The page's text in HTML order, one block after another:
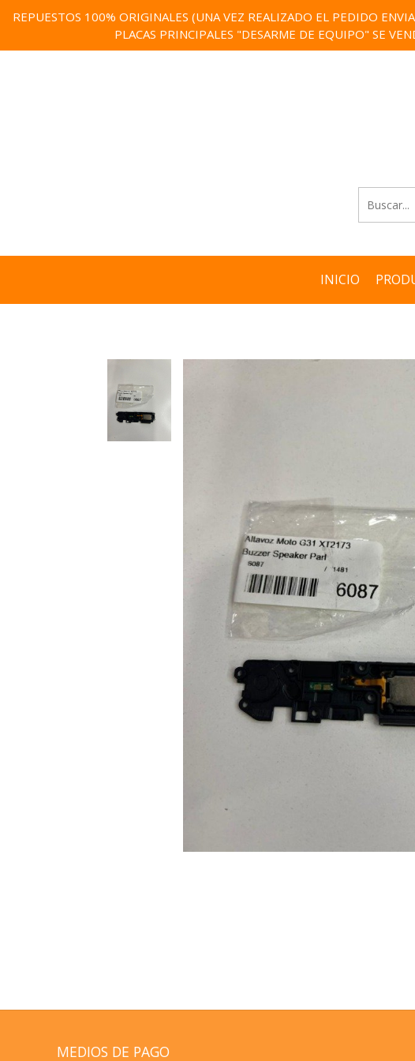
REPUESTOS 100% ORIGINALES (UNA VEZ REALIZADO EL PEDIDO
PLACAS PRINCIPALES "DESARME DE EQUIPO" SE
INICIO
MEDIOS DE PAGO